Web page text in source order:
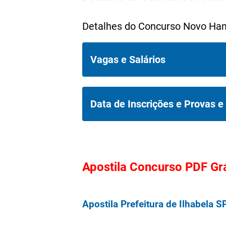
Detalhes do Concurso Novo
Vagas e Salários
O Concurso Prefeitura
do Rio Grande do Sul,
Data de Inscrições e Provas
Provas: A Prova Objetiva
Apostila Concurso PDF
Apostila Prefeitura de Ilhabela